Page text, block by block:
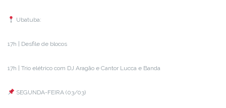
Ubatuba:
17h | Desfile de blocos
17h | Trio elétrico com DJ Aragão e Cantor Lucca e Banda
SEGUNDA-FEIRA (03/03)